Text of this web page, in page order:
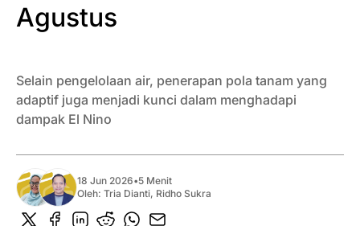
Agustus
Selain pengelolaan air, penerapan pola tanam yang
adaptif juga menjadi kunci dalam menghadapi
dampak El Nino
18 Jun 2026•5 Menit
Oleh: Tria Dianti, Ridho Sukra